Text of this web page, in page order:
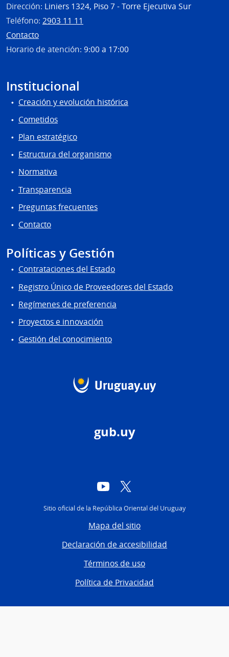
Dirección: Liniers 1324, Piso 7 - Torre Ejecutiva Sur
Teléfono: 2903 11 11
Contacto
Horario de atención: 9:00 a 17:00
Institucional
Creación y evolución histórica
Cometidos
Plan estratégico
Estructura del organismo
Normativa
Transparencia
Preguntas frecuentes
Contacto
Políticas y Gestión
Contrataciones del Estado
Registro Único de Proveedores del Estado
Regímenes de preferencia
Proyectos e innovación
Gestión del conocimiento
gub.uy
YouTube
Sitio oficial de la República Oriental del Uruguay
Mapa del sitio
Declaración de accesibilidad
Términos de uso
Política de Privacidad